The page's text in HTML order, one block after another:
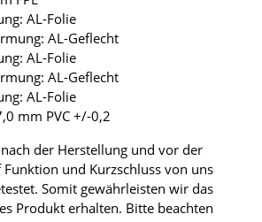
AL-Folie
AL-Geflecht
AL-Folie
AL-Geflecht
AL-Folie
mm PVC +/-0,2
der Herstellung und vor der
und Kurzschluss von uns
Somit gewährleisten wir das
Produkt erhalten. Bitte beachten